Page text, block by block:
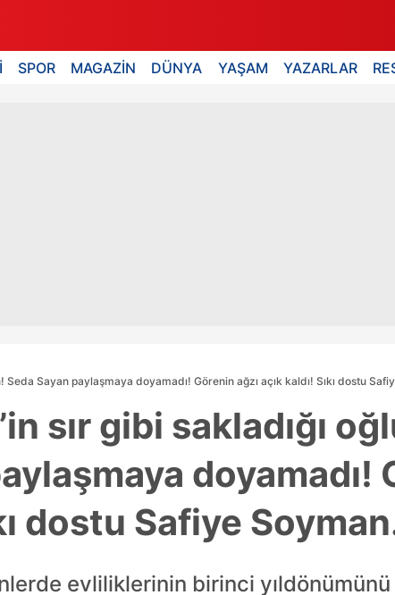
SPOR MAGAZİN DÜNYA YAŞAM YAZARLAR
Seda Sayan paylaşmaya doyamadı! Görenin ağzı açık kaldı! Sıkı dostu
sır gibi sakladığı
doyamadı!
dostu Safiye
evliliklerinin birinci yıldönümünü